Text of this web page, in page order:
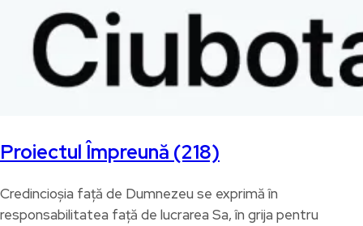
Proiectul Împreună (218)
Credincioșia față de Dumnezeu se exprimă în
responsabilitatea față de lucrarea Sa, în grija pentru